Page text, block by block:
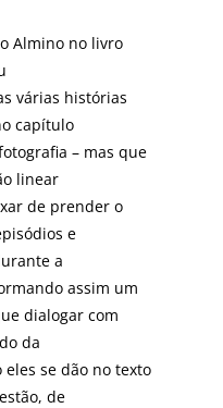
Almino no livro
várias histórias
capítulo
– mas que
linear
de prender o
e
a
assim um
dialogar com
da
se dão no texto
de